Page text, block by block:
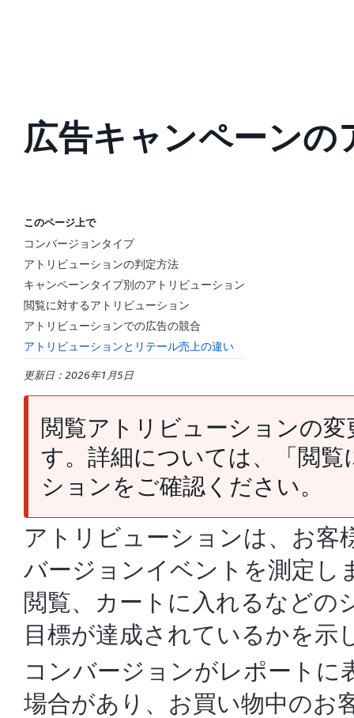
広告キャンペーン
このページ上で
コンバージョンタイプ
アトリビューションの判定方法
キャンペーンタイプ別のアトリビューション
閲覧に対するアトリビューション
アトリビューションでの広告の競合
アトリビューションとリテール売上の違い
更新日：2026年1月5日
閲覧アトリビューションの
す。詳細については、「閲
ションをご確認ください。
アトリビューションは、お客
バージョンイベントを測定し
閲覧、カートに入れるなどの
目標が達成されているかを示
コンバージョンがレポートに
場合があり、お買い物中のお